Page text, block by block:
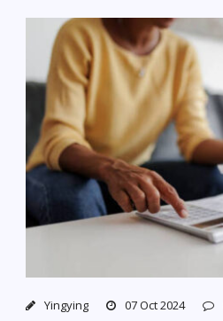
Yingying 07 Oct 2024